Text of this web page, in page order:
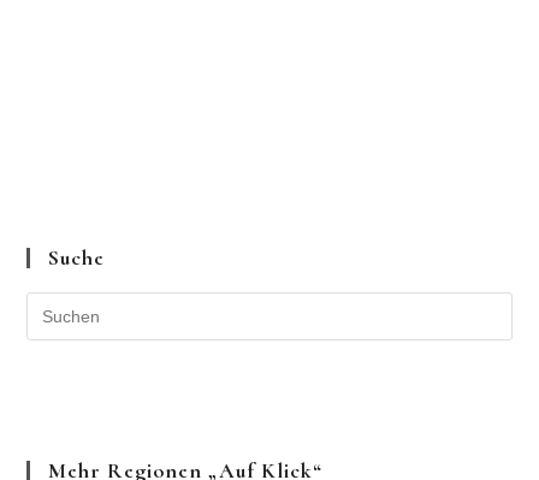
Suche
Mehr Regionen „auf Klick“